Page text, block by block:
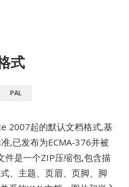
式
PAL
2007起的默认文档格式,基
,已发布为ECMA-376并被
件是一个ZIP压缩包,包含描
、主题、页眉、页脚、脚